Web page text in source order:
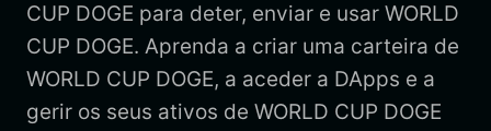
CUP DOGE para deter, enviar e usar WORLD
CUP DOGE. Aprenda a criar uma carteira de
WORLD CUP DOGE, a aceder a DApps e a
gerir os seus ativos de WORLD CUP DOGE